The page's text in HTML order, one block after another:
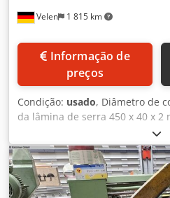
Velen 1 815 km
preços
Condição: usado, Diâmetro de
da lâmina de serra 450 x 40 x 2
graus: quadrado 240 mm Área
retângulo 260 x 180 mm
kW Peso da máquina aprox. 1,4
1,7 x 1,0 m Serra de fita
Ansyt R Ikokerf - Sistema de